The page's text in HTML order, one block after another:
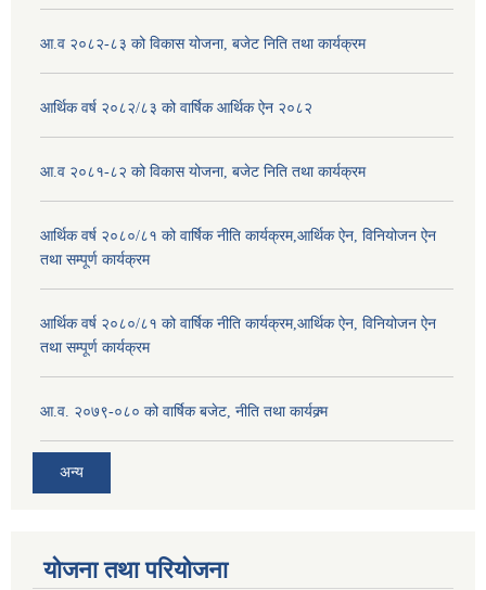
आ.व २०८२-८३ को विकास योजना, बजेट निति तथा कार्यक्रम
आर्थिक वर्ष २०८२/८३ को वार्षिक आर्थिक ऐन २०८२
आ.व २०८१-८२ को विकास योजना, बजेट निति तथा कार्यक्रम
आर्थिक वर्ष २०८०/८१ को वार्षिक नीति कार्यक्रम,आर्थिक ऐन, विनियोजन ऐन
तथा सम्पूर्ण कार्यक्रम
आर्थिक वर्ष २०८०/८१ को वार्षिक नीति कार्यक्रम,आर्थिक ऐन, विनियोजन ऐन
तथा सम्पूर्ण कार्यक्रम
आ.व. २०७९-०८० को वार्षिक बजेट, नीति तथा कार्यक्र्म
अन्य
योजना तथा परियोजना